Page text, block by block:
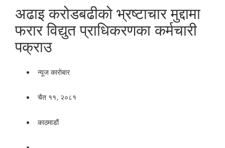
अढाइ करोडबढीको भ्रष्टाचार मुद्दामा
फरार विद्युत प्राधिकरणका कर्मचारी
पक्राउ
न्यूज काराेबार
चैत ११, २०८१
काठमाडाैं